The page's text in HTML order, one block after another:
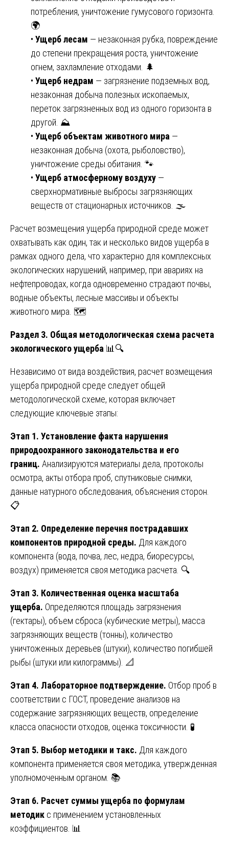
потребления, уничтожение гумусового горизонта.
🌍
• Ущерб лесам — незаконная рубка, повреждение
до степени прекращения роста, уничтожение
огнем, захламление отходами. 🌲
• Ущерб недрам — загрязнение подземных вод,
незаконная добыча полезных ископаемых,
переток загрязненных вод из одного горизонта в
другой. ⛰️
• Ущерб объектам животного мира —
незаконная добыча (охота, рыболовство),
уничтожение среды обитания. 🐾
• Ущерб атмосферному воздуху —
сверхнормативные выбросы загрязняющих
веществ от стационарных источников. 🌫️
Расчет возмещения ущерба природной среде может
охватывать как один, так и несколько видов ущерба в
рамках одного дела, что характерно для комплексных
экологических нарушений, например, при авариях на
нефтепроводах, когда одновременно страдают почвы,
водные объекты, лесные массивы и объекты
животного мира. 🗺️
Раздел 3. Общая методологическая схема расчета
экологического ущерба 📊🔍
Независимо от вида воздействия, расчет возмещения
ущерба природной среде следует общей
методологической схеме, которая включает
следующие ключевые этапы:
Этап 1. Установление факта нарушения
природоохранного законодательства и его
границ. Анализируются материалы дела, протоколы
осмотра, акты отбора проб, спутниковые снимки,
данные натурного обследования, объяснения сторон.
📋
Этап 2. Определение перечня пострадавших
компонентов природной среды. Для каждого
компонента (вода, почва, лес, недра, биоресурсы,
воздух) применяется своя методика расчета. 🔍
Этап 3. Количественная оценка масштаба
ущерба. Определяются площадь загрязнения
(гектары), объем сброса (кубические метры), масса
загрязняющих веществ (тонны), количество
уничтоженных деревьев (штуки), количество погибшей
рыбы (штуки или килограммы). 📐
Этап 4. Лабораторное подтверждение. Отбор проб в
соответствии с ГОСТ, проведение анализов на
содержание загрязняющих веществ, определение
класса опасности отходов, оценка токсичности. 🧪
Этап 5. Выбор методики и такс. Для каждого
компонента применяется своя методика, утвержденная
уполномоченным органом. 📚
Этап 6. Расчет суммы ущерба по формулам
методик с применением установленных
коэффициентов. 📊